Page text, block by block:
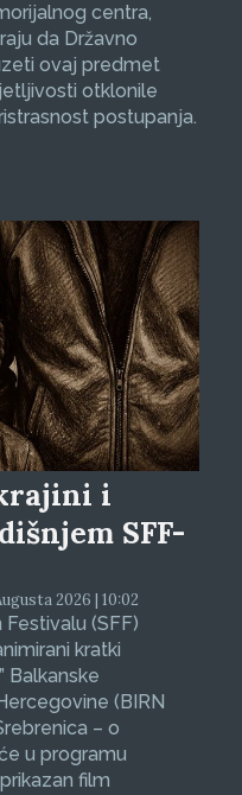
centra,
da Državno
ovaj predmet
otklonile
postupanja.
i
SFF-
2026 | 10:02
Festivalu (SFF)
kratki
Balkanske
(BIRN
– o
u programu
film